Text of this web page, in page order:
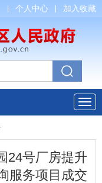
个人中心 加入收藏
24号厂房提升
服务项目成交